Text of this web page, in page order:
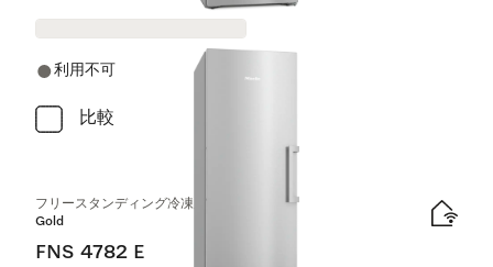
利用不可
比較
フリースタンディング冷凍庫
Gold
FNS 4782 E